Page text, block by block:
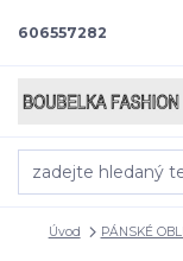
606557282
Úvod PÁNSKÉ